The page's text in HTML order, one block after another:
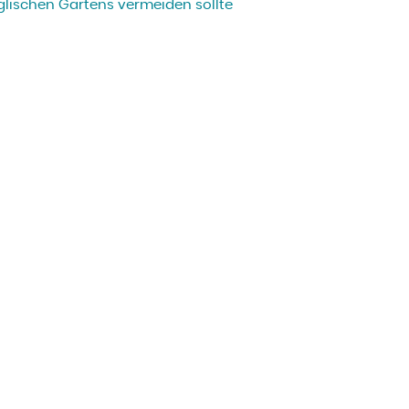
Gartens vermeiden sollte